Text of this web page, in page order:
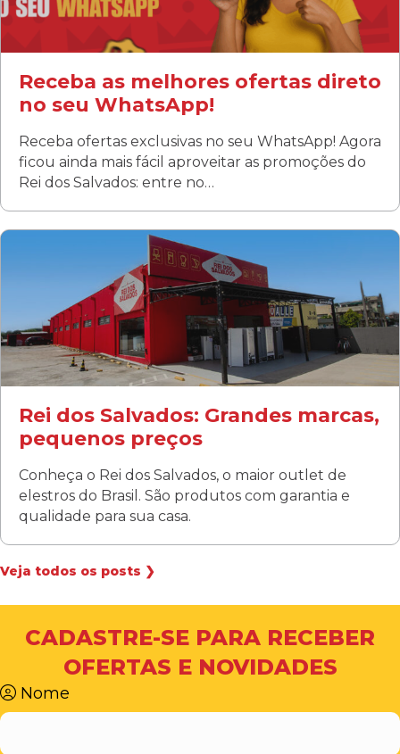
Fanny
Rua Albino Beatriz, 100 - Fanny, Curitiba –PR
Segunda a sábado: 09h00 às 19h00
Domingo: FECHADA
ÚLTIMOS DIAS DE LIQUIDAÇÃO!
(41) 3411-1754
(41) 99249-4620
Receba as melhores ofertas direto
no seu WhatsApp!
Receba ofertas exclusivas no seu WhatsApp! Agora
ficou ainda mais fácil aproveitar as promoções do
Rei dos Salvados: entre no…
Rei dos Salvados: Grandes marcas,
pequenos preços
Conheça o Rei dos Salvados, o maior outlet de
elestros do Brasil. São produtos com garantia e
qualidade para sua casa.
Veja todos os posts ❯
CADASTRE-SE PARA RECEBER
OFERTAS E NOVIDADES
Nome